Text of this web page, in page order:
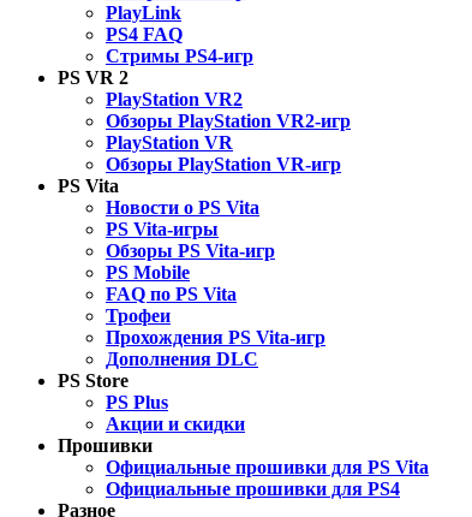
PlayLink
PS4 FAQ
Стримы PS4-игр
PS VR 2
PlayStation VR2
Обзоры PlayStation VR2-игр
PlayStation VR
Обзоры PlayStation VR-игр
PS Vita
Новости о PS Vita
PS Vita-игры
Обзоры PS Vita-игр
PS Mobile
FAQ по PS Vita
Трофеи
Прохождения PS Vita-игр
Дополнения DLC
PS Store
PS Plus
Акции и скидки
Прошивки
Официальные прошивки для PS Vita
Официальные прошивки для PS4
Разное